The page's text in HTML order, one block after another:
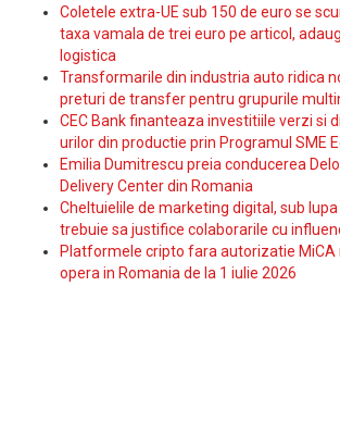
Coletele extra-UE sub 150 de euro se
taxa vamala de trei euro pe articol,
logistica
Transformarile din industria auto ridica
preturi de transfer pentru grupurile
CEC Bank finanteaza investitiile verzi si
urilor din productie prin Programul SME
Emilia Dumitrescu preia conducerea
Delivery Center din Romania
Cheltuielile de marketing digital, sub
trebuie sa justifice colaborarile cu
Platformele cripto fara autorizatie MiCA
opera in Romania de la 1 iulie 2026